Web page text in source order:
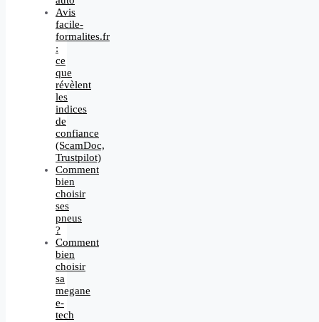
Avis
facile-
formalites.fr
:
ce
que
révèlent
les
indices
de
confiance
(ScamDoc,
Trustpilot)
Comment
bien
choisir
ses
pneus
?
Comment
bien
choisir
sa
megane
e-
tech